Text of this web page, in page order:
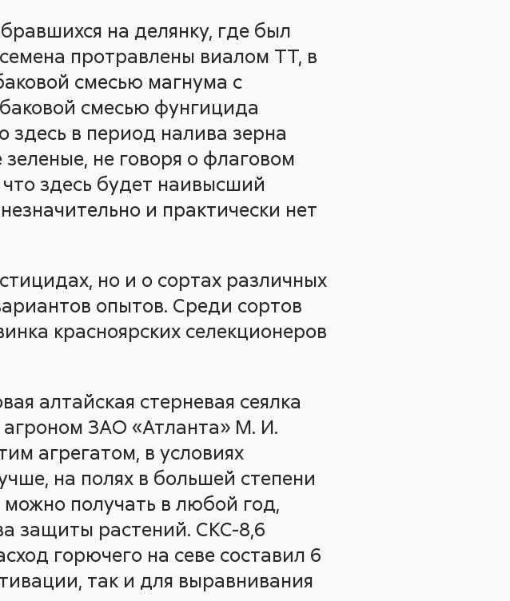
на делянку, где был
протравлены виалом ТТ, в
смесью магнума с
смесью фунгицида
в период налива зерна
не говоря о флаговом
здесь будет наивысший
и практически нет
но и о сортах различных
опытов. Среди сортов
красноярских селекционеров
алтайская стерневая сеялка
агроном ЗАО «Атланта» М. И.
агрегатом, в условиях
на полях в большей степени
можно получать в любой год,
защиты растений. СКС-8,6
горючего на севе составил 6
так и для выравнивания